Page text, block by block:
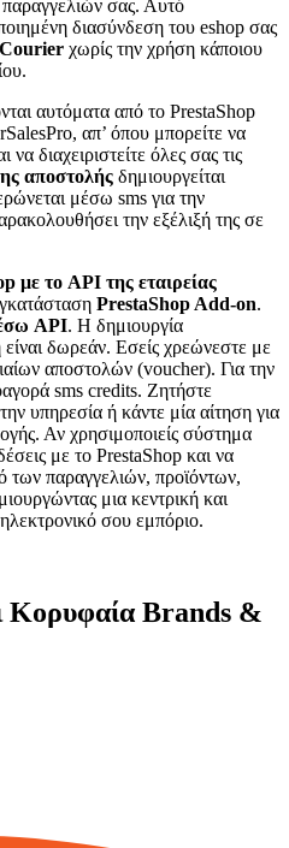
παραγγελιών σας. Αυτό
διασύνδεση του eshop σας
χωρίς την χρήση κάποιου
αυτόματα από το PrestaShop
απ’ όπου μπορείτε να
διαχειριστείτε όλες σας τις
αποστολής δημιουργείται
μέσω sms για την
την εξέλιξή της σε
με το API της εταιρείας
PrestaShop Add-on.
API. Η δημιουργία
δωρεάν. Εσείς χρεώνεστε με
αποστολών (voucher). Για την
sms credits. Ζητήστε
υπηρεσία ή κάντε μία αίτηση για
Αν χρησιμοποιείς σύστημα
με το PrestaShop και να
των παραγγελιών, προϊόντων,
μια κεντρική και
σου εμπόριο.
Κορυφαία Brands &